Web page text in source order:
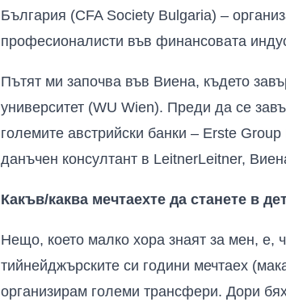
България (CFA Society Bulgaria) –
професионалисти във финансовата
Пътят ми започва във Виена, където
университет (WU Wien). Преди да се
големите австрийски банки – Erste
данъчен консултант в LeitnerLeitner,
Какъв/каква мечтаехте да станете в
Нещо, което малко хора знаят за мен,
тийнейджърските си години мечтаех
организирам големи трансфери. Дори